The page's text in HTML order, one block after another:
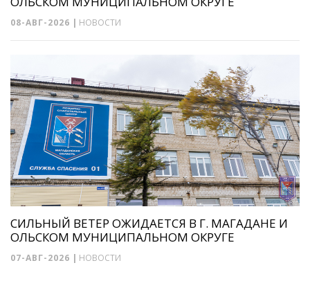
08-АВГ-2026 | НОВОСТИ
СИЛЬНЫЙ ВЕТЕР ОЖИДАЕТСЯ В Г. МАГАДАНЕ И
ОЛЬСКОМ МУНИЦИПАЛЬНОМ ОКРУГЕ
07-АВГ-2026 | НОВОСТИ